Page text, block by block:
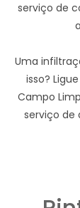
serviço de
Uma
isso?
Campo
serviço de